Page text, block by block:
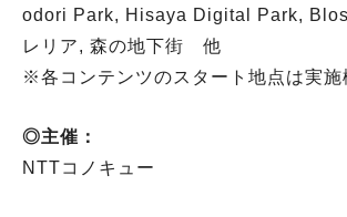
odori Park, Hisaya Digital Park,
レリア, 森の地下街 他
※各コンテンツのスタート地点は実施
◎主催：
NTTコノキュー